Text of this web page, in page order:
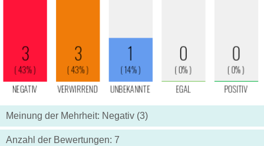
Meinung der Mehrheit: Negativ (3)
Anzahl der Bewertungen: 7